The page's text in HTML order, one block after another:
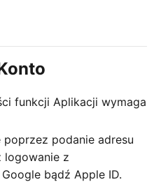
funkcji Aplikacji wymaga
podanie adresu
logowanie z
bądź Apple ID.